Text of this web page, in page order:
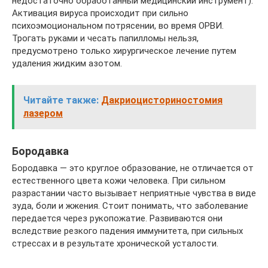
Активация вируса происходит при сильно
психоэмоциональном потрясении, во время ОРВИ.
Трогать руками и чесать папилломы нельзя,
предусмотрено только хирургическое лечение путем
удаления жидким азотом.
Читайте также: Дакриоцисториностомия
лазером
Бородавка
Бородавка — это круглое образование, не отличается от
естественного цвета кожи человека. При сильном
разрастании часто вызывает неприятные чувства в виде
зуда, боли и жжения. Стоит понимать, что заболевание
передается через рукопожатие. Развиваются они
вследствие резкого падения иммунитета, при сильных
стрессах и в результате хронической усталости.